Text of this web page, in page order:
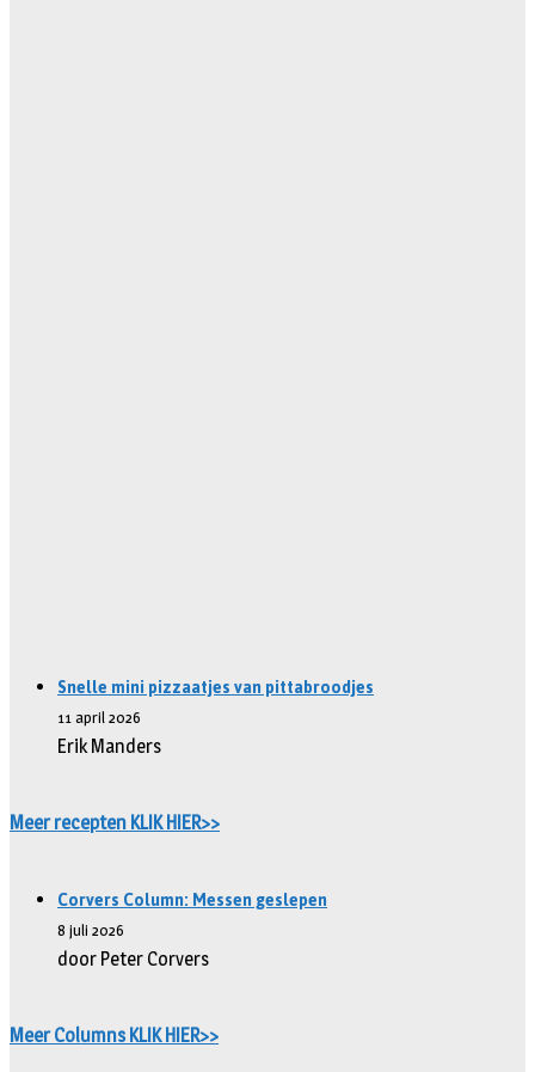
Snelle mini pizzaatjes van pittabroodjes
11 april 2026
Erik Manders
Meer recepten KLIK HIER>>
Corvers Column: Messen geslepen
8 juli 2026
door Peter Corvers
Meer Columns KLIK HIER>>